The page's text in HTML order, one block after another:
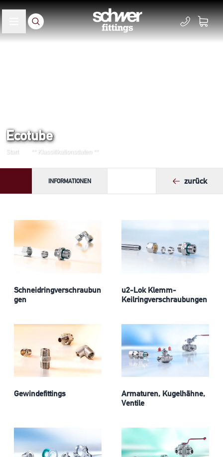
Ecotube
Start ** Klassifikationsdaten **
INFORMATIONEN zurück
Schneidringverschraubun
gen
u2-Lok Klemm-
Keilringverschraubungen
Gewindefittings
Armaturen, Kugelhähne,
Ventile